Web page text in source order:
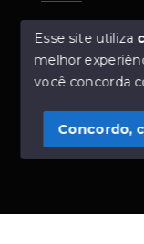
Olá!
© Copyright
- CRECI 42643f |
SITE PARA IMOBILIARIA
Esse site utiliza
melhor
você concorda
Concordo,